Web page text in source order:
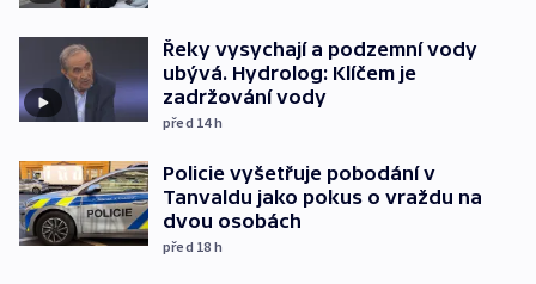
Řeky vysychají a podzemní vody
ubývá. Hydrolog: Klíčem je
zadržování vody
před 14h
Policie vyšetřuje pobodání v
Tanvaldu jako pokus o vraždu na
dvou osobách
před 18 h